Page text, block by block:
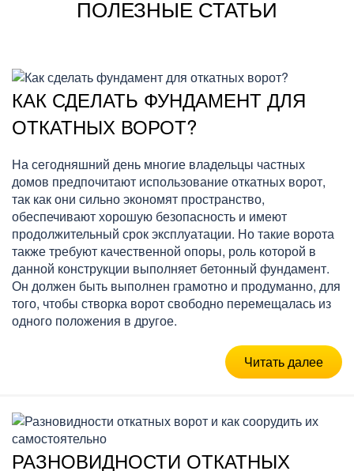
ПОЛЕЗНЫЕ СТАТЬИ
КАК СДЕЛАТЬ ФУНДАМЕНТ ДЛЯ
ОТКАТНЫХ ВОРОТ?
На сегодняшний день многие владельцы частных
домов предпочитают использование откатных ворот,
так как они сильно экономят пространство,
обеспечивают хорошую безопасность и имеют
продолжительный срок эксплуатации. Но такие ворота
также требуют качественной опоры, роль которой в
данной конструкции выполняет бетонный фундамент.
Он должен быть выполнен грамотно и продуманно, для
того, чтобы створка ворот свободно перемещалась из
одного положения в другое.
Читать далее
РАЗНОВИДНОСТИ ОТКАТНЫХ